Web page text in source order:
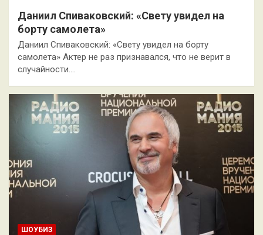
Даниил Спиваковский: «Свету увидел на
борту самолета»
Даниил Спиваковский: «Свету увидел на борту
самолета» Актер не раз признавался, что не верит в
случайности.…
ШОУБИЗ